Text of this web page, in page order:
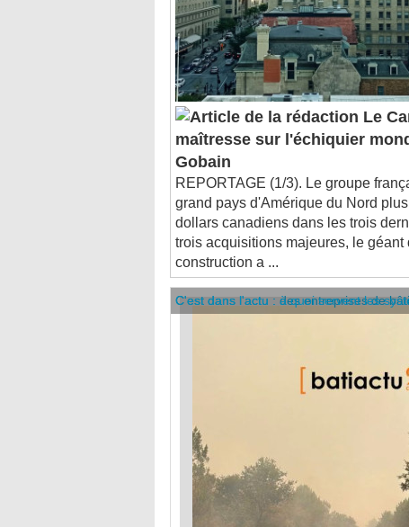
Le
maîtresse sur l'échiquier
Gobain
REPORTAGE (1/3). Le groupe
grand pays d'Amérique du Nord
dollars canadiens dans les trois
trois acquisitions majeures, le géant
construction a ...
C'est dans l'actu : des entreprises de
C'est dans l'actu : à quoi servent les